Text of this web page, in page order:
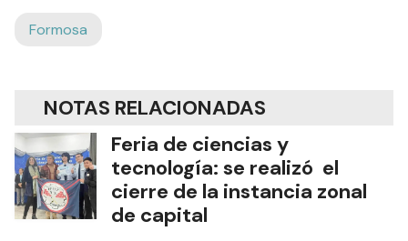
Formosa
NOTAS RELACIONADAS
Feria de ciencias y
tecnología: se realizó el
cierre de la instancia zonal
de capital